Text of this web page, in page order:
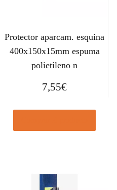
Protector aparcam. esquina
400x150x15mm espuma
polietileno n
7,55€